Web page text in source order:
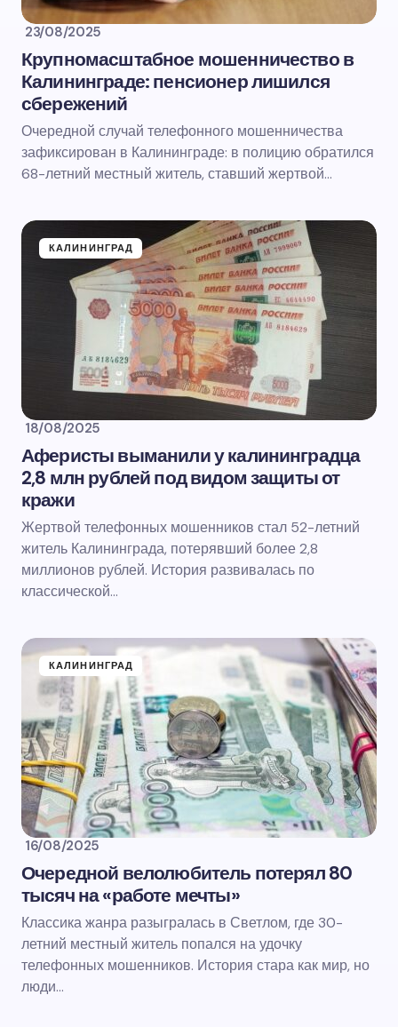
23/08/2025
Крупномасштабное мошенничество в
Калининграде: пенсионер лишился
сбережений
Очередной случай телефонного мошенничества
зафиксирован в Калининграде: в полицию обратился
68-летний местный житель, ставший жертвой…
КАЛИНИНГРАД
18/08/2025
Аферисты выманили у калининградца
2,8 млн рублей под видом защиты от
кражи
Жертвой телефонных мошенников стал 52-летний
житель Калининграда, потерявший более 2,8
миллионов рублей. История развивалась по
классической…
КАЛИНИНГРАД
16/08/2025
Очередной велолюбитель потерял 80
тысяч на «работе мечты»
Классика жанра разыгралась в Светлом, где 30-
летний местный житель попался на удочку
телефонных мошенников. История стара как мир, но
люди…